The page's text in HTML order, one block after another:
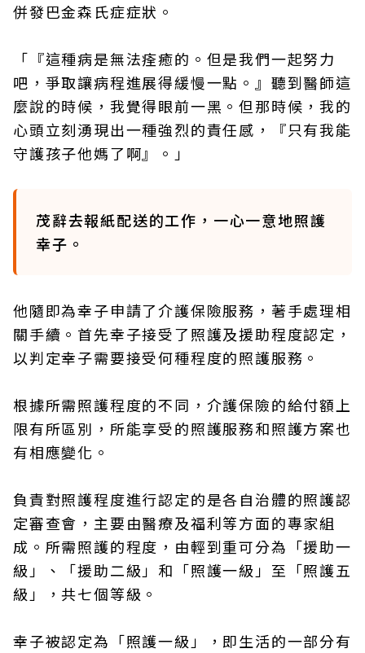
併發巴金森氏症症狀。
「『這種病是無法痊癒的。但是我們一起努力
吧，爭取讓病程進展得緩慢一點。』聽到醫師這
麼說的時候，我覺得眼前一黑。但那時候，我的
心頭立刻湧現出一種強烈的責任感，『只有我能
守護孩子他媽了啊』。」
茂辭去報紙配送的工作，一心一意地照護
幸子。
他隨即為幸子申請了介護保險服務，著手處理相
關手續。首先幸子接受了照護及援助程度認定，
以判定幸子需要接受何種程度的照護服務。
根據所需照護程度的不同，介護保險的給付額上
限有所區別，所能享受的照護服務和照護方案也
有相應變化。
負責對照護程度進行認定的是各自治體的照護認
定審查會，主要由醫療及福利等方面的專家組
成。所需照護的程度，由輕到重可分為「援助一
級」、「援助二級」和「照護一級」至「照護五
級」，共七個等級。
幸子被認定為「照護一級」，即生活的一部分有